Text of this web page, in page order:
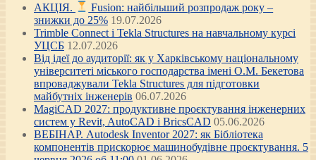
АКЦІЯ.
Fusion: найбільший розпродаж року –
знижки до 25% 19.07.2026
Trimble Connect і Tekla Structures на навчальному курсі
УЦСБ 12.07.2026
Від ідеї до аудиторії: як у Харківському національному
університеті міського господарства імені О.М. Бекетова
впроваджували Tekla Structures для підготовки
майбутніх інженерів 06.07.2026
MagiCAD 2027: продуктивне проєктування інженерних
систем у Revit, AutoCAD і BricsCAD 05.06.2026
ВЕБІНАР. Autodesk Inventor 2027: як Бібліотека
компонентів прискорює машинобудівне проєктування. 5